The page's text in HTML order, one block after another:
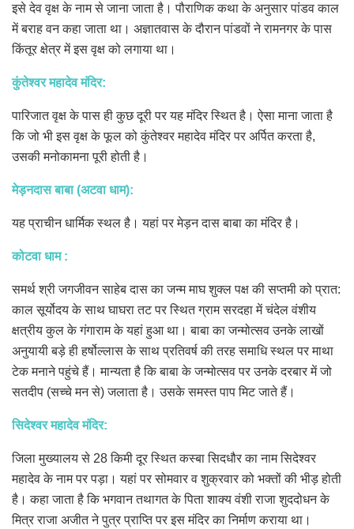
इसे देव वृक्ष के नाम से जाना जाता है। पौराणिक कथा के अनुसार पांडव काल
में बराह वन कहा जाता था। अज्ञातवास के दौरान पांडवों ने रामनगर के पास
किंतूर क्षेत्र में इस वृक्ष को लगाया था।
कुंतेश्वर महादेव मंदिर:
पारिजात वृक्ष के पास ही कुछ दूरी पर यह मंदिर स्थित है। ऐसा माना जाता है
कि जो भी इस वृक्ष के फूल को कुंतेश्वर महादेव मंदिर पर अर्पित करता है,
उसकी मनोकामना पूरी होती है।
मेड़नदास बाबा (अटवा धाम):
यह प्राचीन धार्मिक स्थल है। यहां पर मेड़न दास बाबा का मंदिर है।
कोटवा धाम :
समर्थ श्री जगजीवन साहेब दास का जन्म माघ शुक्ल पक्ष की सप्तमी को प्रात:
काल सूर्योदय के साथ घाघरा तट पर स्थित ग्राम सरदहा में चंदेल वंशीय
क्षत्रीय कुल के गंगाराम के यहां हुआ था। बाबा का जन्मोत्सव उनके लाखों
अनुयायी बड़े ही हर्षोल्लास के साथ प्रतिवर्ष की तरह समाधि स्थल पर माथा
टेक मनाने पहुंचे हैं। मान्यता है कि बाबा के जन्मोत्सव पर उनके दरबार में जो
सतदीप (सच्चे मन से) जलाता है। उसके समस्त पाप मिट जाते हैं।
सिदेश्वर महादेव मंदिर:
जिला मुख्यालय से 28 किमी दूर स्थित कस्बा सिदधौर का नाम सिदेश्वर
महादेव के नाम पर पड़ा। यहां पर सोमवार व शुक्रवार को भक्तों की भीड़ होती
है। कहा जाता है कि भगवान तथागत के पिता शाक्य वंशी राजा शुददोधन के
मित्र राजा अजीत ने पुत्र प्राप्ति पर इस मंदिर का निर्माण कराया था।